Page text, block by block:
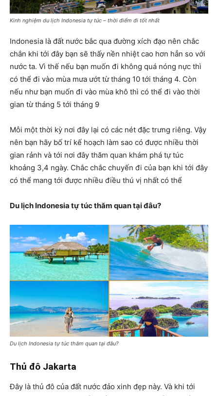
Kinh nghiệm du lịch Indonesia tự túc – thời điểm đi tốt nhất
Indonesia là đất nước bắc qua đường xích đạo nên chắc
chắn khi tới đây bạn sẽ thấy nền nhiệt cao hơn hẳn so với
nước ta. Vì thế nếu bạn muốn đi không quá nóng nực thì
có thể đi vào mùa mưa ướt từ tháng 10 tới tháng 4. Còn
nếu như bạn muốn đi vào mùa khô thì có thể đi vào thời
gian từ tháng 5 tới tháng 9
Mỗi một thời kỳ nơi đây lại có các nét đặc trưng riêng. Vậy
nên bạn hãy bố trí kế hoạch làm sao có được nhiều thời
gian rảnh và tới nơi đây thăm quan khám phá tự túc
khoảng 3,4 ngày. Chắc chắc chuyến đi của bạn khi tới đây
có thể mang tới được nhiều điều thú vị nhất có thể
Du lịch Indonesia tự túc thăm quan tại đâu?
Du lịch Indonesia tự túc thăm quan tại đâu?
Thủ đô Jakarta
Đây là thủ đô của đất nước đảo xinh đẹp này. Và khi tới